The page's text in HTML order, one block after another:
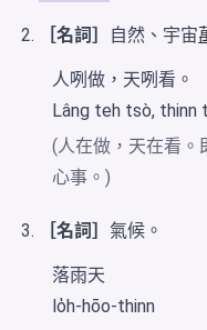
［名詞］ 自然、宇宙
人咧做，天咧看。
Lâng teh tsò, thinn
(人在做，天在看。
心事。)
［名詞］ 氣候。
落雨天
lo̍h-hōo-thinn